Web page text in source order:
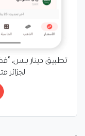
تطبيق دينار بلس،